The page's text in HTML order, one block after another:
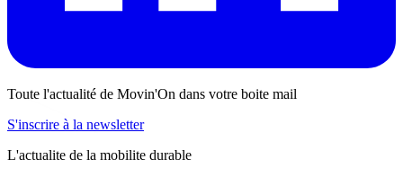
Toute l'actualité de Movin'On dans votre boite mail
S'inscrire à la newsletter
L'actualite de la mobilite durable